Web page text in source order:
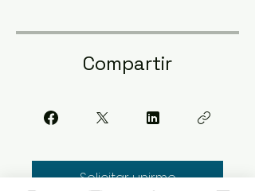
Compartir
Solicitar unirme